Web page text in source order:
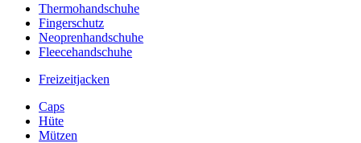
Thermohandschuhe
Fingerschutz
Neoprenhandschuhe
Fleecehandschuhe
Freizeitjacken
Caps
Hüte
Mützen